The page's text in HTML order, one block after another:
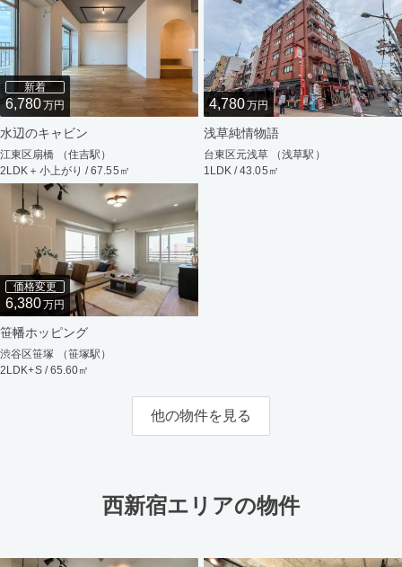
新着
6,780万円
水辺のキャビン
江東区扇橋 （住吉駅）
2LDK＋小上がり / 67.55㎡
4,780万円
浅草純情物語
台東区元浅草 （浅草駅）
1LDK / 43.05㎡
価格変更
6,380万円
笹幡ホッピング
渋谷区笹塚 （笹塚駅）
2LDK+S / 65.60㎡
他の物件を見る
西新宿エリアの物件